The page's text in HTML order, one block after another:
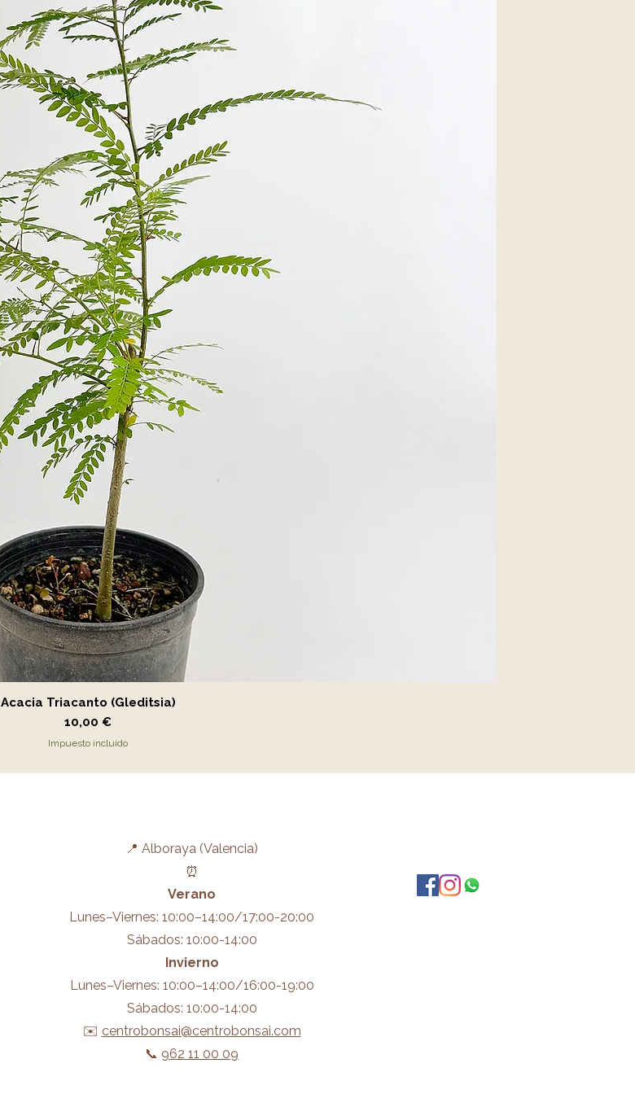
Vista rápida
Acacia Triacanto (Gleditsia)
Precio
10,00 €
Impuesto incluido
📍 Alboraya (Valencia)
⏰
Verano
Lunes–Viernes: 10:00–14:00/17:00-20:00
Sábados: 10:00-14:00
Invierno
Lunes–Viernes: 10:00–14:00/16:00-19:00
Sábados: 10:00-14:00
✉️ centrobonsai@centrobonsai.com
📞 962 11 00 09